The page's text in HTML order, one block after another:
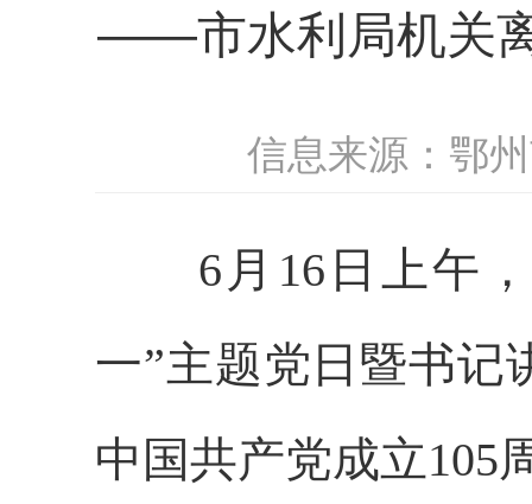
——市水利局机关离
信息来源：鄂
6月16日上午
一”主题党日暨书记
中国共产党成立105